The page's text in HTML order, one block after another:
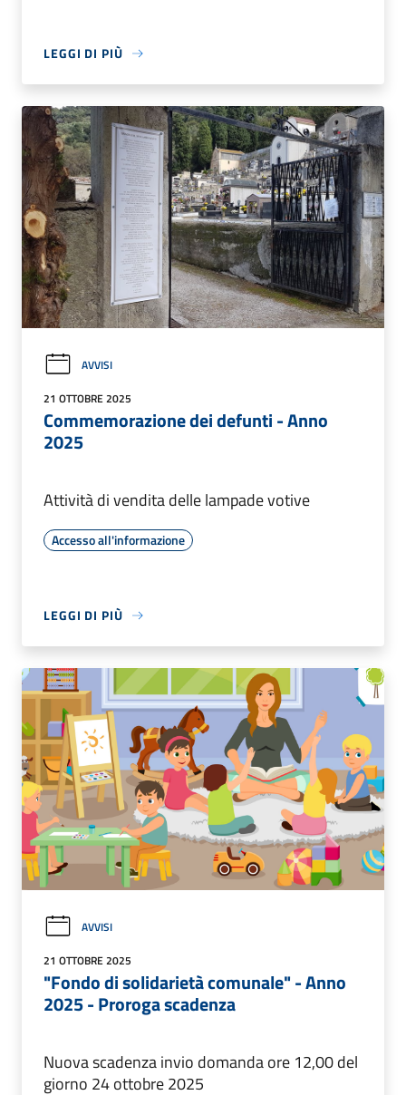
LEGGI DI PIÙ
AVVISI
21 OTTOBRE 2025
Commemorazione dei defunti - Anno
2025
Attività di vendita delle lampade votive
Accesso all'informazione
LEGGI DI PIÙ
AVVISI
21 OTTOBRE 2025
"Fondo di solidarietà comunale" - Anno
2025 - Proroga scadenza
Nuova scadenza invio domanda ore 12,00 del
giorno 24 ottobre 2025